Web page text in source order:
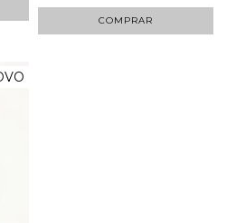
COMPRAR